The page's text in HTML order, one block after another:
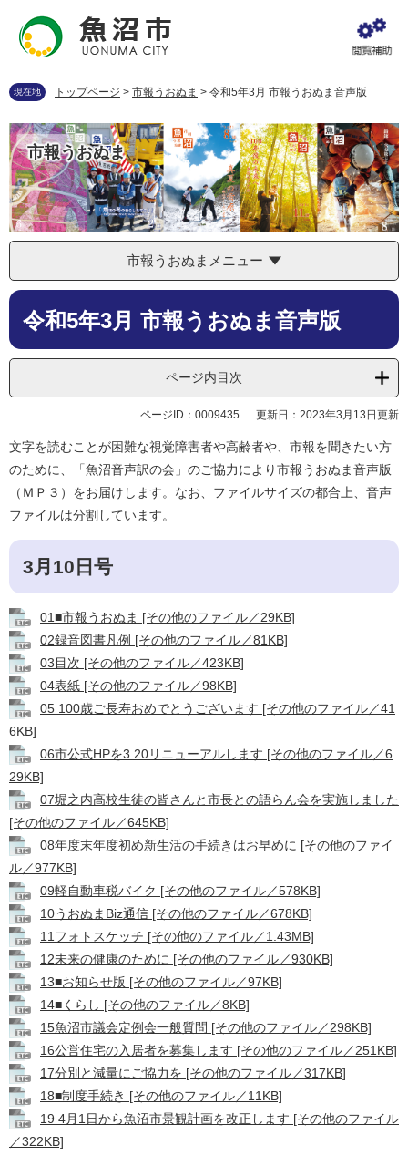
先
で
す
。
を
ば
し
て
本
文
へ
現在地 トップページ > 市報うおぬま > 令和5年3月 市報うおぬま音声版
市報うおぬま
市報うおぬまメニュー
本
令和5年3月 市報うおぬま音声版
ページ内目次
ページID：0009435 更新日：2023年3月13日更新
文字を読むことが困難な視覚障害者や高齢者や、市報を聞きたい方
のために、「魚沼音声訳の会」のご協力により市報うおぬま音声版
（ＭＰ３）をお届けします。なお、ファイルサイズの都合上、音声
ファイルは分割しています。
3月10日号
01■市報うおぬま [その他のファイル／29KB]
02録音図書凡例 [その他のファイル／81KB]
03目次 [その他のファイル／423KB]
04表紙 [その他のファイル／98KB]
05 100歳ご長寿おめでとうございます [その他のファイル／41
6KB]
06市公式HPを3.20リニューアルします [その他のファイル／6
29KB]
07堀之内高校生徒の皆さんと市長との語らん会を実施しました
[その他のファイル／645KB]
08年度末年度初め新生活の手続きはお早めに [その他のファイ
ル／977KB]
09軽自動車税バイク [その他のファイル／578KB]
10うおぬまBiz通信 [その他のファイル／678KB]
11フォトスケッチ [その他のファイル／1.43MB]
12未来の健康のために [その他のファイル／930KB]
13■お知らせ版 [その他のファイル／97KB]
14■くらし [その他のファイル／8KB]
15魚沼市議会定例会一般質問 [その他のファイル／298KB]
16公営住宅の入居者を募集します [その他のファイル／251KB]
17分別と減量にご協力を [その他のファイル／317KB]
18■制度手続き [その他のファイル／11KB]
19 4月1日から魚沼市景観計画を改正します [その他のファイル
／322KB]